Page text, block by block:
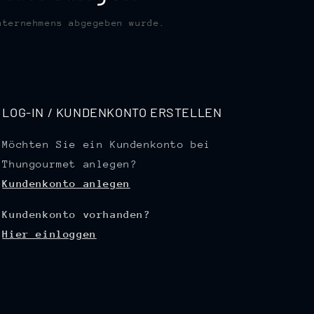
abgegeben wurde.
LOG-IN / KUNDENKONTO ERSTELLEN
Möchten Sie ein Kundenkonto bei
Thungourmet anlegen?
Kundenkonto anlegen
Kundenkonto vorhanden?
Hier einloggen